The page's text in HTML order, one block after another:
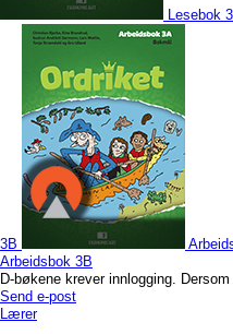
Lesebok
3B
Arbeidsbok 3B
D-bøkene krever innlogging.
Send e-post
Lærer